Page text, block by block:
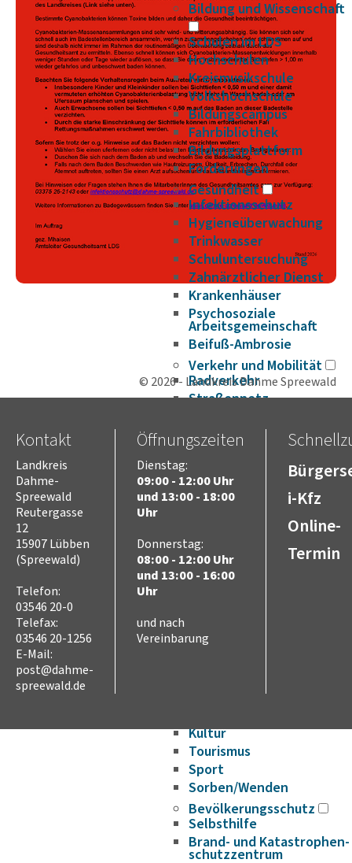
Bildung und Wissenschaft
Schulen im LDS
Hochschulen
Kreismusikschule
Volkshochschule
Bildungscampus
Fahrbibliothek
Bildungsplattform
Förderungen
Gesundheit
Infektionsschutz
Hygieneüberwachung
Trinkwasser
Schuluntersuchung
Zahnärztlicher Dienst
Krankenhäuser
Psychosoziale
Arbeitsgemeinschaft
Beifuß-Ambrosie
Verkehr und Mobilität
Radverkehr
Straßennetz
Hafen- und
Wasserstraßen
Umwelt
Tierschutz (Tierhaltung
Seen und Flüsse
Abfall
Naturparke
Klimaanpassung
Kultur
Tourismus
Sport
Sorben/Wenden
Bevöl­ke­rungs­schutz
Selbst­hilfe
Brand- und Kata­s­tro­­phen­­
schutz­­zen­trum
© 2026 - Landkreis Dahme Spreewald
Kontakt
Landkreis
Dahme-
Spreewald
Reutergasse
12
15907 Lübben
(Spreewald)
Telefon:
03546 20-0
Telefax:
03546 20-1256
E-Mail:
post@dahme-
spreewald.de
Öffnungszeiten
Dienstag:
09:00 - 12:00 Uhr
und 13:00 - 18:00
Uhr
Donnerstag:
08:00 - 12:00 Uhr
und 13:00 - 16:00
Uhr
und nach
Vereinbarung
i-Kfz
Online-
Termin